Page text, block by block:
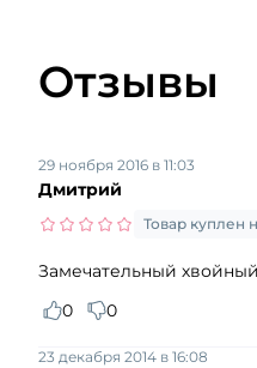
Отзывы
Дмитрий
29 ноября 2016 в 11:03
Товар куплен
Замечательный
0
0
23 декабря 2014 в 16:08